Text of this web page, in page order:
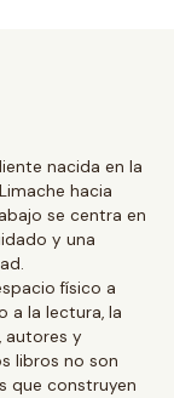
nacida en la
hacia
se centra en
y una
físico a
a la lectura, la
autores y
libros no son
que construyen